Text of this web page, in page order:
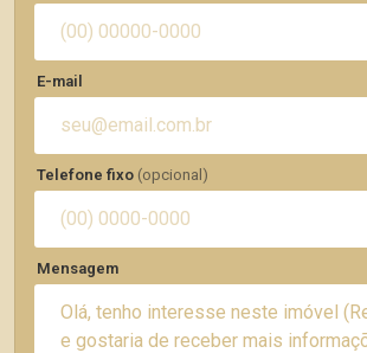
E-mail
Telefone fixo (opcional)
Mensagem